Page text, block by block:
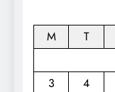
M
T
3
4